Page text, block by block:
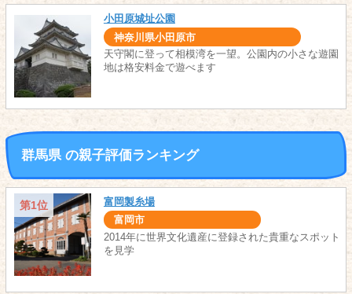
小田原城址公園
神奈川県小田原市
天守閣に登って相模湾を一望。公園内の小さな遊園
地は格安料金で遊べます
群馬県 の親子評価ランキング
第1位 富岡製糸場
富岡市
2014年に世界文化遺産に登録された貴重なスポット
を見学